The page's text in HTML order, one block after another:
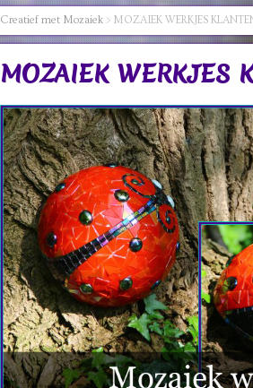
Creatief met Mozaiek > MOZAIEK WERKJES
MOZAIEK WERKJES